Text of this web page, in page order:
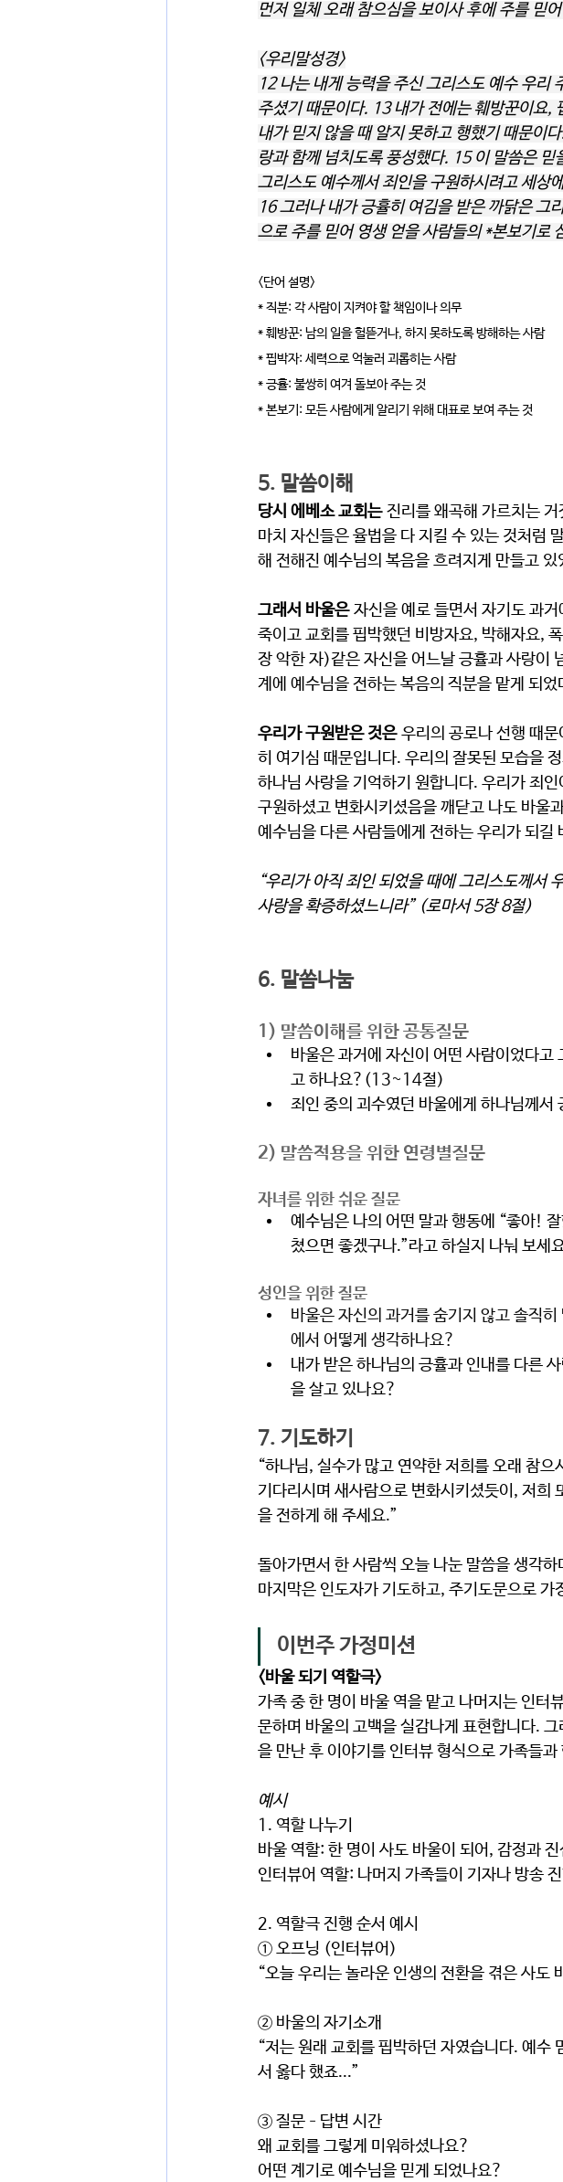
먼저 일체 오래 참으심을 보이사 후에 주를 믿
<우리말성경>
12 나는 내게 능력을 주신 그리스도 예수 우리
주셨기 때문이다. 13 내가 전에는 훼방꾼이요,
내가 믿지 않을 때 알지 못하고 행했기 때문이
랑과 함께 넘치도록 풍성했다. 15 이 말씀은
그리스도 예수께서 죄인을 구원하시려고 세상
16 그러나 내가 긍휼히 여김을 받은 까닭은 그
으로 주를 믿어 영생 얻을 사람들의 *본보기로
<단어 설명>
* 직분: 각 사람이 지켜야 할 책임이나 의무
* 훼방꾼: 남의 일을 헐뜯거나, 하지 못하도록 방해하는 사람
* 핍박자: 세력으로 억눌러 괴롭히는 사람
* 긍휼: 불쌍히 여겨 돌보아 주는 것
* 본보기: 모든 사람에게 알리기 위해 대표로 보여 주는 것
5. 말씀이해
당시 에베소 교회는 진리를 왜곡해 가르치는 거
마치 자신들은 율법을 다 지킬 수 있는 것처럼
해 전해진 예수님의 복음을 흐려지게 만들고 있
그래서 바울은 자신을 예로 들면서 자기도 과
죽이고 교회를 핍박했던 비방자요, 박해자요,
장 악한 자)같은 자신을 어느날 긍휼과 사랑이
계에 예수님을 전하는 복음의 직분을 맡게 되
우리가 구원받은 것은 우리의 공로나 선행 때문
히 여기심 때문입니다. 우리의 잘못된 모습을
하나님 사랑을 기억하기 원합니다. 우리가 죄
구원하셨고 변화시키셨음을 깨닫고 나도 바울
예수님을 다른 사람들에게 전하는 우리가 되길
“우리가 아직 죄인 되었을 때에 그리스도께서
사랑을 확증하셨느니라” (로마서 5장 8절)
6. 말씀나눔
1) 말씀이해를 위한 공통질문
바울은 과거에 자신이 어떤 사람이었다
고 하나요?(13~14절)
죄인 중의 괴수였던 바울에게 하나님께
2) 말씀적용을 위한 연령별질문
자녀를 위한 쉬운 질문
예수님은 나의 어떤 말과 행동에 “좋아!
쳤으면 좋겠구나.”라고 하실지 나눠 보세
성인을 위한 질문
바울은 자신의 과거를 숨기지 않고 솔직
에서 어떻게 생각하나요?
내가 받은 하나님의 긍휼과 인내를 다른
을 살고 있나요?
7. 기도하기
“하나님, 실수가 많고 연약한 저희를 오래 참
기다리시며 새사람으로 변화시키셨듯이, 저희
을 전하게 해 주세요.”
돌아가면서 한 사람씩 오늘 나눈 말씀을 생각하
마지막은 인도자가 기도하고, 주기도문으로 가
이번주 가정미션
<바울 되기 역할극>
가족 중 한 명이 바울 역을 맡고 나머지는 인터
문하며 바울의 고백을 실감나게 표현합니다.
을 만난 후 이야기를 인터뷰 형식으로 가족들과
예시
1. 역할 나누기
바울 역할: 한 명이 사도 바울이 되어, 감정과
인터뷰어 역할: 나머지 가족들이 기자나 방송
2. 역할극 진행 순서 예시
① 오프닝 (인터뷰어)
“오늘 우리는 놀라운 인생의 전환을 겪은 사도
② 바울의 자기소개
“저는 원래 교회를 핍박하던 자였습니다. 예수
서 옳다 했죠...”
③ 질문–답변 시간
왜 교회를 그렇게 미워하셨나요?
어떤 계기로 예수님을 믿게 되었나요?